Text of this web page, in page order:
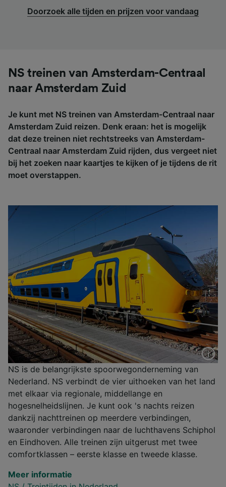
Doorzoek alle tijden en prijzen voor vandaag
NS treinen van Amsterdam-Centraal
naar Amsterdam Zuid
Je kunt met NS treinen van Amsterdam-Centraal naar
Amsterdam Zuid reizen. Denk eraan: het is mogelijk
dat deze treinen niet rechtstreeks van Amsterdam-
Centraal naar Amsterdam Zuid rijden, dus vergeet niet
bij het zoeken naar kaartjes te kijken of je tijdens de rit
moet overstappen.
NS is de belangrijkste spoorwegonderneming van
Nederland. NS verbindt de vier uithoeken van het land
met elkaar via regionale, middellange en
hogesnelheidslijnen. Je kunt ook 's nachts reizen
dankzij nachttreinen op meerdere verbindingen,
waaronder verbindingen naar de luchthavens Schiphol
en Eindhoven. Alle treinen zijn uitgerust met twee
comfortklassen – eerste klasse en tweede klasse.
Meer informatie